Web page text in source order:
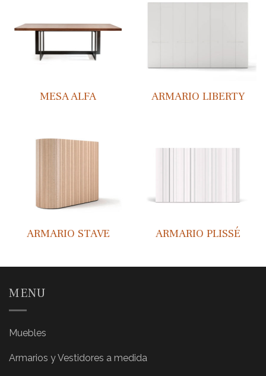
MESA ALFA ARMARIO LIBERTY
ARMARIO STAVE ARMARIO PLISSÉ
MENU
Muebles
Armarios y Vestidores a medida